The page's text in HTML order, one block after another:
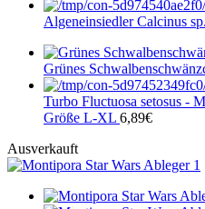
Algeneinsiedler Calcinus
Grünes
Turbo Fluctuosa setosus -
Größe L-XL 6,89€
Ausverkauft